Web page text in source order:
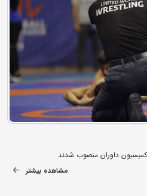
داوران منصوب شدند
مشاهده بیشتر